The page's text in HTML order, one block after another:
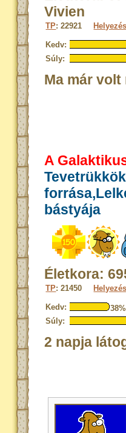
Vivien
TP: 22921
Kedv:
Súly:
Ma már volt
A
bástyája
Életkora:
TP: 21450
Kedv:
38%
Súly:
2 napja